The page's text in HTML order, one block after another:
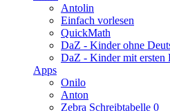
Antolin
Einfach vorlesen
QuickMath
DaZ - Kinder ohne
DaZ - Kinder mit ersten
Apps
Onilo
Anton
Zebra Schreibtabelle 0